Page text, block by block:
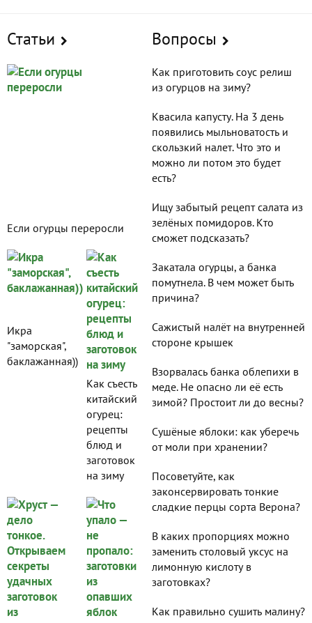
Статьи
Если огурцы переросли
Икра
"заморская",
баклажанная))
Как съесть
китайский
огурец:
рецепты
блюд и
заготовок
на зиму
Вопросы
Как приготовить соус релиш
из огурцов на зиму?
Квасила капусту. На 3 день
появились мыльноватость и
скользкий налет. Что это и
можно ли потом это будет
есть?
Ищу забытый рецепт салата из
зелёных помидоров. Кто
сможет подсказать?
Закатала огурцы, а банка
помутнела. В чем может быть
причина?
Сажистый налёт на внутренней
стороне крышек
Взорвалась банка облепихи в
меде. Не опасно ли её есть
зимой? Простоит ли до весны?
Сушёные яблоки: как уберечь
от моли при хранении?
Посоветуйте, как
законсервировать тонкие
сладкие перцы сорта Верона?
В каких пропорциях можно
заменить столовый уксус на
лимонную кислоту в
заготовках?
Как правильно сушить малину?